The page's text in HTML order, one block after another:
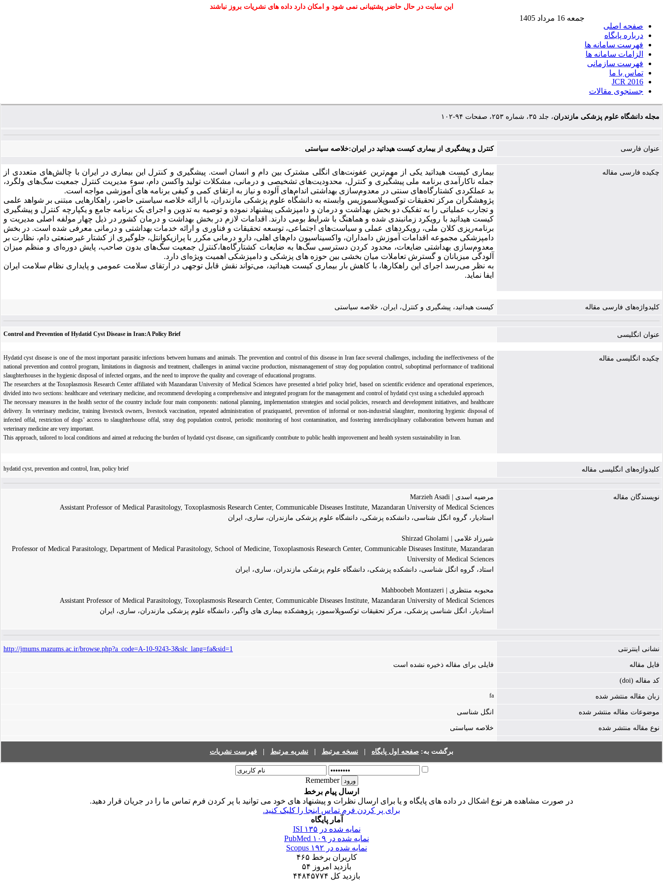
این سایت در حال حاضر پشتیبانی نمی شود و امکان دارد داده های نشریات بروز نباشند
صفحه اصلی
درباره پایگاه
فهرست سامانه ها
الزامات سامانه ها
فهرست سازمانی
تماس با ما
JCR 2016
جستجوی مقالات
جمعه 16 مرداد 1405
مجله دانشگاه علوم پزشکی مازندران، جلد ۳۵، شماره ۲۵۳، صفحات ۹۴-۱۰۲
عنوان فارسی کنترل و پیشگیری از بیماری کیست هیداتید در ایران:خلاصه سیاستی
چکیده فارسی مقاله
بیماری کیست هیداتید یکی از مهم‌ترین عفونت‌های انگلی مشترک بین دام و انسان است. پیشگیری و کنترل این بیماری در ایران با چالش‌های متعددی از
جمله ناکارآمدی برنامه ملی پیشگیری و کنترل، محدودیت‌های تشخیصی و درمانی، مشکلات تولید واکسن دام، سوء مدیریت کنترل جمعیت سگ‌های ولگرد،
بد عملکردی کشتارگاه‌های سنتی در معدوم‌سازی بهداشتی اندام‌های آلوده و نیاز به ارتقای کمی و کیفی برنامه های آموزشی مواجه است.
پژوهشگران مرکز تحقیقات توکسوپلاسموزیس وابسته به دانشگاه علوم پزشکی مازندران، با ارائه خلاصه سیاستی حاضر، راهکارهایی مبتنی بر شواهد علمی
و تجارب عملیاتی را به تفکیک دو بخش بهداشت و درمان و دامپزشکی پیشنهاد نموده و توصیه به تدوین و اجرای یک برنامه جامع و یکپارچه کنترل و پیشگیری
کیست هیداتید با رویکرد زمانبندی شده و هماهنگ با شرایط بومی دارند. اقدامات لازم در بخش بهداشت و درمان کشور در ذیل چهار مولفه اصلی مدیریت و
برنامه‌ریزی کلان ملی، رویکردهای عملی و سیاست‌های اجتماعی، توسعه تحقیقات و فناوری و ارائه خدمات بهداشتی و درمانی معرفی شده است. در بخش
دامپزشکی مجموعه اقدامات آموزش دامداران، واکسیناسیون دام‌های اهلی، دارو درمانی مکرر با پرازیکوانتل، جلوگیری از کشتار غیرصنعتی دام، نظارت بر
معدوم‌سازی بهداشتی ضایعات، محدود کردن دسترسی سگ‌ها به ضایعات کشتارگاه‌ها،کنترل جمعیت سگ‌های بدون صاحب، پایش دوره‌ای و منظم میزان
آلودگی میزبانان و گسترش تعاملات میان بخشی بین حوزه های پزشکی و دامپزشکی اهمیت ویژه‌ای دارد.
به نظر می‌رسد اجرای این راهکارها، با کاهش بار بیماری کیست هیداتید، می‌تواند نقش قابل توجهی در ارتقای سلامت عمومی و پایداری نظام سلامت ایران
ایفا نماید.
کلیدواژه‌های فارسی مقاله کیست هیداتید، پیشگیری و کنترل، ایران، خلاصه سیاستی
عنوان انگلیسی Control and Prevention of Hydatid Cyst Disease in Iran:A Policy Brief
چکیده انگلیسی مقاله
Hydatid cyst disease is one of the most important parasitic infections between humans and animals. The prevention and control of this disease in Iran face several challenges, including the ineffectiveness of the
national prevention and control program, limitations in diagnosis and treatment, challenges in animal vaccine production, mismanagement of stray dog population control, suboptimal performance of traditional
slaughterhouses in the hygienic disposal of infected organs, and the need to improve the quality and coverage of educational programs.
The researchers at the Toxoplasmosis Research Center affiliated with Mazandaran University of Medical Sciences have presented a brief policy brief, based on scientific evidence and operational experiences,
divided into two sections: healthcare and veterinary medicine, and recommend developing a comprehensive and integrated program for the management and control of hydatid cyst using a scheduled approach
The necessary measures in the health sector of the country include four main components: national planning, implementation strategies and social policies, research and development initiatives, and healthcare
delivery. In veterinary medicine, training livestock owners, livestock vaccination, repeated administration of praziquantel, prevention of informal or non-industrial slaughter, monitoring hygienic disposal of
infected offal, restriction of dogs’ access to slaughterhouse offal, stray dog population control, periodic monitoring of host contamination, and fostering interdisciplinary collaboration between human and
veterinary medicine are very important.
This approach, tailored to local conditions and aimed at reducing the burden of hydatid cyst disease, can significantly contribute to public health improvement and health system sustainability in Iran.
کلیدواژه‌های انگلیسی مقاله hydatid cyst, prevention and control, Iran, policy brief
نویسندگان مقاله
مرضیه اسدی | Marzieh Asadi
Assistant Professor of Medical Parasitology, Toxoplasmosis Research Center, Communicable Diseases Institute, Mazandaran University of Medical Sciences
استادیار، گروه انگل شناسی، دانشکده پزشکی، دانشگاه علوم پزشکی مازندران، ساری، ایران
شیرزاد غلامی | Shirzad Gholami
Professor of Medical Parasitology, Department of Medical Parasitology, School of Medicine, Toxoplasmosis Research Center, Communicable Diseases Institute, Mazandaran
University of Medical Sciences
استاد، گروه انگل شناسی، دانشکده پزشکی، دانشگاه علوم پزشکی مازندران، ساری، ایران
محبوبه منتظری | Mahboobeh Montazeri
Assistant Professor of Medical Parasitology, Toxoplasmosis Research Center, Communicable Diseases Institute, Mazandaran University of Medical Sciences
استادیار، انگل شناسی پزشکی، مرکز تحقیقات توکسوپلاسموز، پژوهشکده بیماری های واگیر، دانشگاه علوم پزشکی مازندران، ساری، ایران
نشانی اینترنتی http://jmums.mazums.ac.ir/browse.php?a_code=A-10-9243-3&slc_lang=fa&sid=1
فایل مقاله فایلی برای مقاله ذخیره نشده است
کد مقاله (doi)
زبان مقاله منتشر شده fa
موضوعات مقاله منتشر شده انگل شناسی
نوع مقاله منتشر شده خلاصه سیاستی
برگشت به: صفحه اول پایگاه نسخه مرتبط نشریه مرتبط فهرست نشریات
Remember
ارسال پیام برخط
در صورت مشاهده هر نوع اشکال در داده های پایگاه و یا برای ارسال نظرات و پیشنهاد های خود می توانید با پر کردن فرم تماس ما را در جریان قرار دهید.
برای پر کردن فرم تماس اینجا را کلیک کنید.
آمار پایگاه
نمایه شده در ISI ۱۳۵
نمایه شده در PubMed ۱۰۹
نمایه شده در Scopus ۱۹۲
کاربران برخط ۴۶۵
بازدید امروز ۵۴
بازدید کل ۴۴۸۴۵۷۷۴